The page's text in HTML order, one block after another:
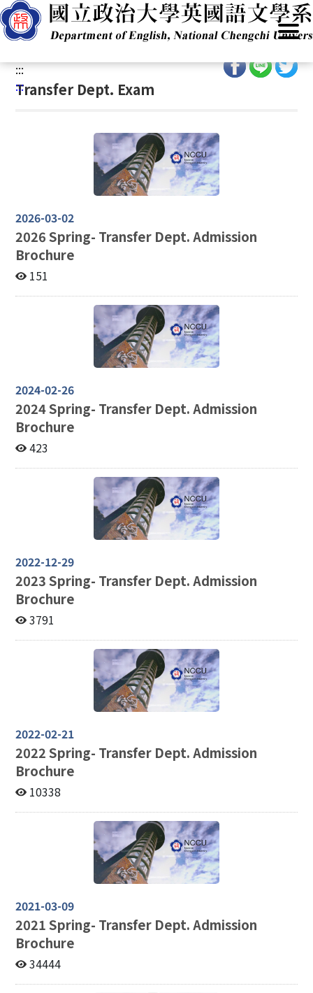
G
o
t
o
Home/Academics/Admissions/Program(BA)/Transfer
Dept. Exam
:::
:::
Transfer Dept. Exam
2026-03-02
2026Spring- Transfer Dept. Admission
Brochure
151
2024-02-26
2024Spring- Transfer Dept. Admission
Brochure
423
2022-12-29
2023Spring- Transfer Dept. Admission
Brochure
3791
2022-02-21
2022Spring- Transfer Dept. Admission
Brochure
10338
2021-03-09
2021Spring- Transfer Dept. Admission
Brochure
34444